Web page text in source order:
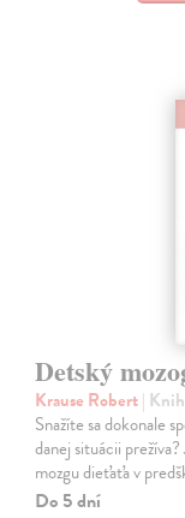
Detský
Krause Robert|
Snažíte sa dokonale
danej situácii
mozgu dieťaťa v
Do 5 dní